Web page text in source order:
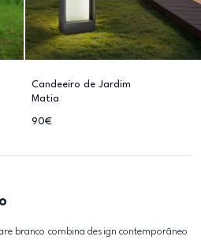
Candeeiro de Jardim
Matia
90€
branco combina design contemporâneo